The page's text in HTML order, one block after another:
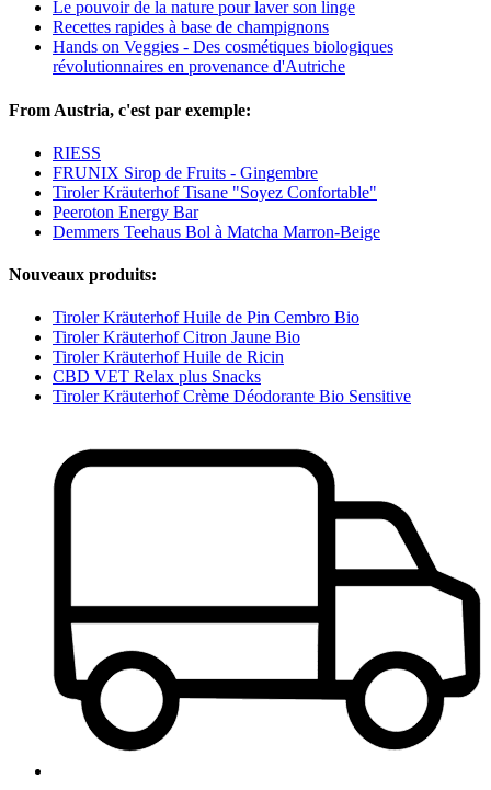
Le pouvoir de la nature pour laver son linge
Recettes rapides à base de champignons
Hands on Veggies - Des cosmétiques biologiques
révolutionnaires en provenance d'Autriche
From Austria, c'est par exemple:
RIESS
FRUNIX Sirop de Fruits - Gingembre
Tiroler Kräuterhof Tisane "Soyez Confortable"
Peeroton Energy Bar
Demmers Teehaus Bol à Matcha Marron-Beige
Nouveaux produits:
Tiroler Kräuterhof Huile de Pin Cembro Bio
Tiroler Kräuterhof Citron Jaune Bio
Tiroler Kräuterhof Huile de Ricin
CBD VET Relax plus Snacks
Tiroler Kräuterhof Crème Déodorante Bio Sensitive